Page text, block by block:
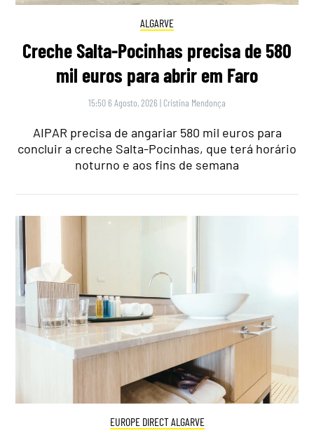
ALGARVE
Creche Salta-Pocinhas precisa de 580
mil euros para abrir em Faro
15:50 6 Agosto, 2026 | Cristina Mendonça
AIPAR precisa de angariar 580 mil euros para
concluir a creche Salta-Pocinhas, que terá horário
noturno e aos fins de semana
EUROPE DIRECT ALGARVE